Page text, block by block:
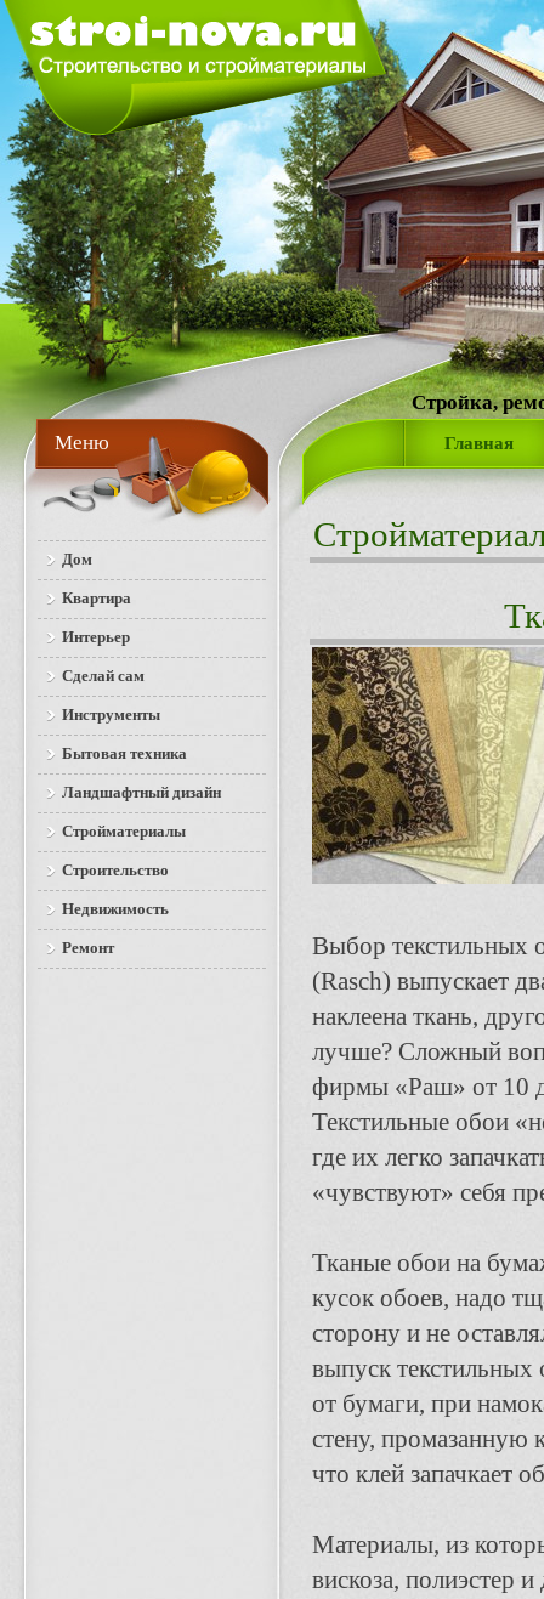
Стройка,
Главная
Выбор текстильных
(Rasch) выпускает
наклеена ткань,
лучше? Сложный
фирмы «Раш» от 10
Текстильные обои
где их легко
«чувствуют» себя
Тканые обои на
кусок обоев, надо
сторону и не
выпуск текстильных
от бумаги, при
стену, промазанную
что клей запачкает
Материалы, из
вискоза, полиэстер
Меню
Дом
Квартира
Интерьер
Сделай сам
Инструменты
Бытовая техника
Ландшафтный дизайн
Стройматериалы
Строительство
Недвижимость
Ремонт